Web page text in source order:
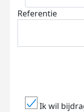
Referentie
Ik wil